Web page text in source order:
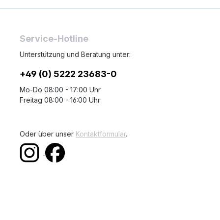
Service-Hotline
Unterstützung und Beratung unter:
+49 (0) 5222 23683-0
Mo-Do 08:00 - 17:00 Uhr
Freitag 08:00 - 16:00 Uhr
Oder über unser Kontaktformular.